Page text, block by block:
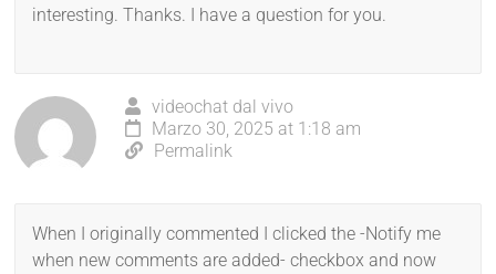
interesting. Thanks. I have a question for you.
videochat dal vivo
Marzo 30, 2025 at 1:18 am
Permalink
When I originally commented I clicked the -Notify me
when new comments are added- checkbox and now